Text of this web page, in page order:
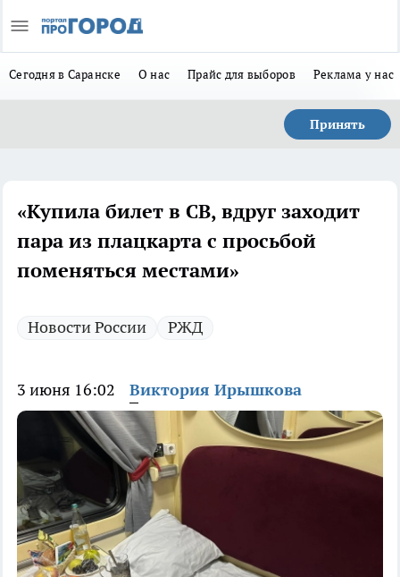
Сегодня в Саранске О нас Прайс для выборов Реклама у нас
Принять
«Купила билет в СВ, вдруг заходит
пара из плацкарта с просьбой
поменяться местами»
Новости России РЖД
3 июня 16:02 Виктория Ирышкова